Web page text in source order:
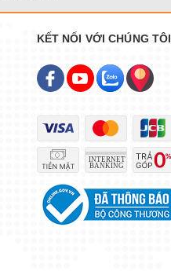
KẾT NỐI VỚI CHÚNG TÔI